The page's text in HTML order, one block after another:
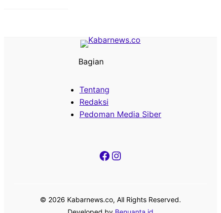
Bagian
Tentang
Redaksi
Pedoman Media Siber
Facebook
Instagram
© 2026 Kabarnews.co, All Rights Reserved.